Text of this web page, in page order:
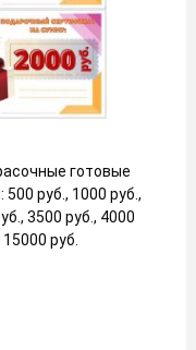
готовые
руб., 1000 руб.,
3500 руб., 4000
руб.